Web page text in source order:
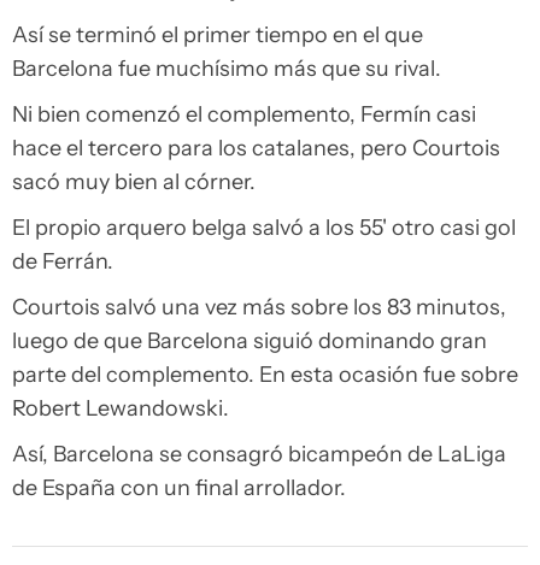
Así se terminó el primer tiempo en el que
Barcelona fue muchísimo más que su rival.
Ni bien comenzó el complemento, Fermín casi
hace el tercero para los catalanes, pero Courtois
sacó muy bien al córner.
El propio arquero belga salvó a los 55' otro casi gol
de Ferrán.
Courtois salvó una vez más sobre los 83 minutos,
luego de que Barcelona siguió dominando gran
parte del complemento. En esta ocasión fue sobre
Robert Lewandowski.
Así, Barcelona se consagró bicampeón de LaLiga
de España con un final arrollador.